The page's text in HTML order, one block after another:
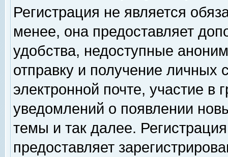
Регистрация не является
менее, она предоставляет
удобства, недоступные
отправку и получение личных
электронной почте, участие в
уведомлений о появлении
темы и так далее.
предоставляет